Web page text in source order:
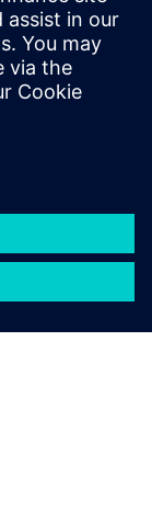
des
welche
uns auf Ihre